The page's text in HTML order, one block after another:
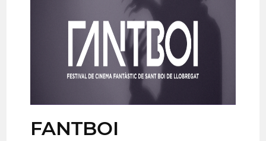
FANTBOI